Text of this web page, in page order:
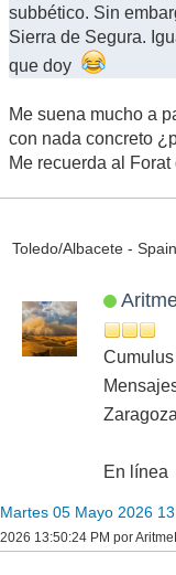
subbético. Sin
Sierra de Segura.
que doy
Me suena mucho a
con nada concreto
Me recuerda al
Toledo/Albacete - Spain
En línea
Martes 05 Mayo 2026
2026 13:50:24 PM por